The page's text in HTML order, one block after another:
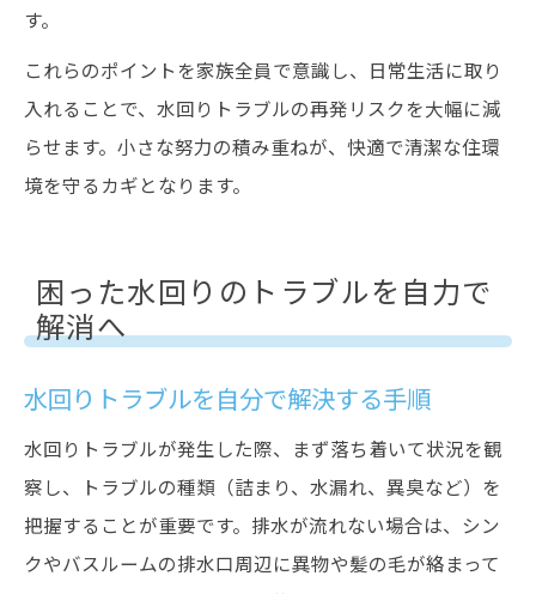
す。
これらのポイントを家族全員で意識し、日常生活に取り
入れることで、水回りトラブルの再発リスクを大幅に減
らせます。小さな努力の積み重ねが、快適で清潔な住環
境を守るカギとなります。
困った水回りのトラブルを自力で
解消へ
水回りトラブルを自分で解決する手順
水回りトラブルが発生した際、まず落ち着いて状況を観
察し、トラブルの種類（詰まり、水漏れ、異臭など）を
把握することが重要です。排水が流れない場合は、シン
クやバスルームの排水口周辺に異物や髪の毛が絡まって